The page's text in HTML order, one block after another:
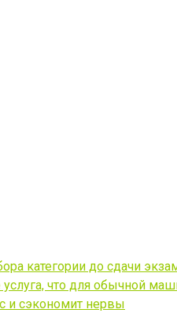
категории до сдачи
что для обычной
и сэкономит нервы